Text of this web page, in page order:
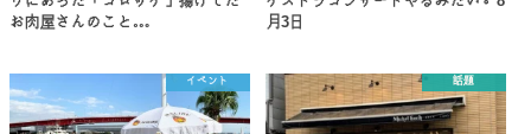
お肉屋さんのこと… 月3日
イベント 話題